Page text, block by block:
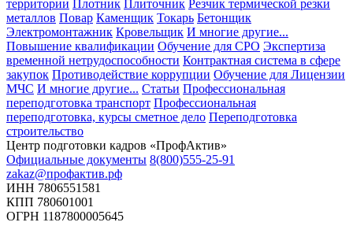
территории Плотник Плиточник Резчик термической резки
металлов Повар Каменщик Токарь Бетонщик
Электромонтажник Кровельщик И многие другие...
Повышение квалификации Обучение для СРО Экспертиза
временной нетрудоспособности Контрактная система в сфере
закупок Противодействие коррупции Обучение для Лицензии
МЧС И многие другие... Статьи Профессиональная
переподготовка транспорт Профессиональная
переподготовка, курсы сметное дело Переподготовка
строительство
Центр подготовки кадров «ПрофАктив»
Официальные документы 8(800)555-25-91
zakaz@профактив.рф
ИНН 7806551581
КПП 780601001
ОГРН 1187800005645